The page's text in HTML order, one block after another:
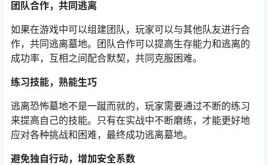
团队合作，共同逃离
如果在游戏中可以组建团队，玩家可以与其他队友进行合
作，共同逃离墓地。团队合作可以提高生存能力和逃离的
成功率，互相之间配合默契，共同克服困难。
练习技能，熟能生巧
逃离恐怖墓地不是一蹴而就的，玩家需要通过不断的练习
来提高自己的技能。只有在实战中不断磨练，才能更好地
应对各种挑战和困难，最终成功逃离墓地。
避免独自行动，增加安全系数